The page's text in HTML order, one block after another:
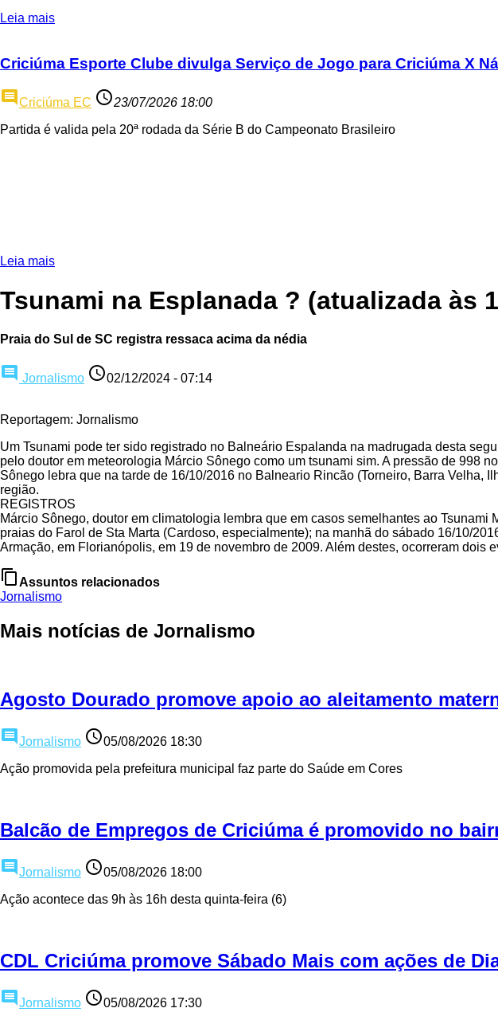
Leia mais
Criciúma Esporte Clube divulga Serviço de Jogo para Criciúma X
commentCriciúma EC access_time23/07/2026 18:00
Partida é valida pela 20ª rodada da Série B do Campeonato Brasileiro
Leia mais
Tsunami na Esplanada ? (atualizada às
Praia do Sul de SC registra ressaca acima da nédia
comment Jornalismo access_time02/12/2024 - 07:14
Reportagem: Jornalismo
Um Tsunami pode ter sido registrado no Balneário Espalanda na madrugada desta
pelo doutor em meteorologia Márcio Sônego como um tsunami sim. A pressão de 998
Sônego lebra que na tarde de 16/10/2016 no Balneario Rincão (Torneiro, Barra Velha,
região.
REGISTROS
Márcio Sônego, doutor em climatologia lembra que em casos semelhantes ao
praias do Farol de Sta Marta (Cardoso, especialmente); na manhã do sábado 16/10/
Armação, em Florianópolis, em 19 de novembro de 2009. Além destes, ocorreram
content_copyAssuntos relacionados
Jornalismo
Mais notícias de Jornalismo
Agosto Dourado promove apoio ao aleitamento
comment Jornalismo access_time05/08/2026 18:30
Ação promovida pela prefeitura municipal faz parte do Saúde em Cores
Balcão de Empregos de Criciúma é promovido no
comment Jornalismo access_time05/08/2026 18:00
Ação acontece das 9h às 16h desta quinta-feira (6)
CDL Criciúma promove Sábado Mais com ações de
comment Jornalismo access_time05/08/2026 17:30